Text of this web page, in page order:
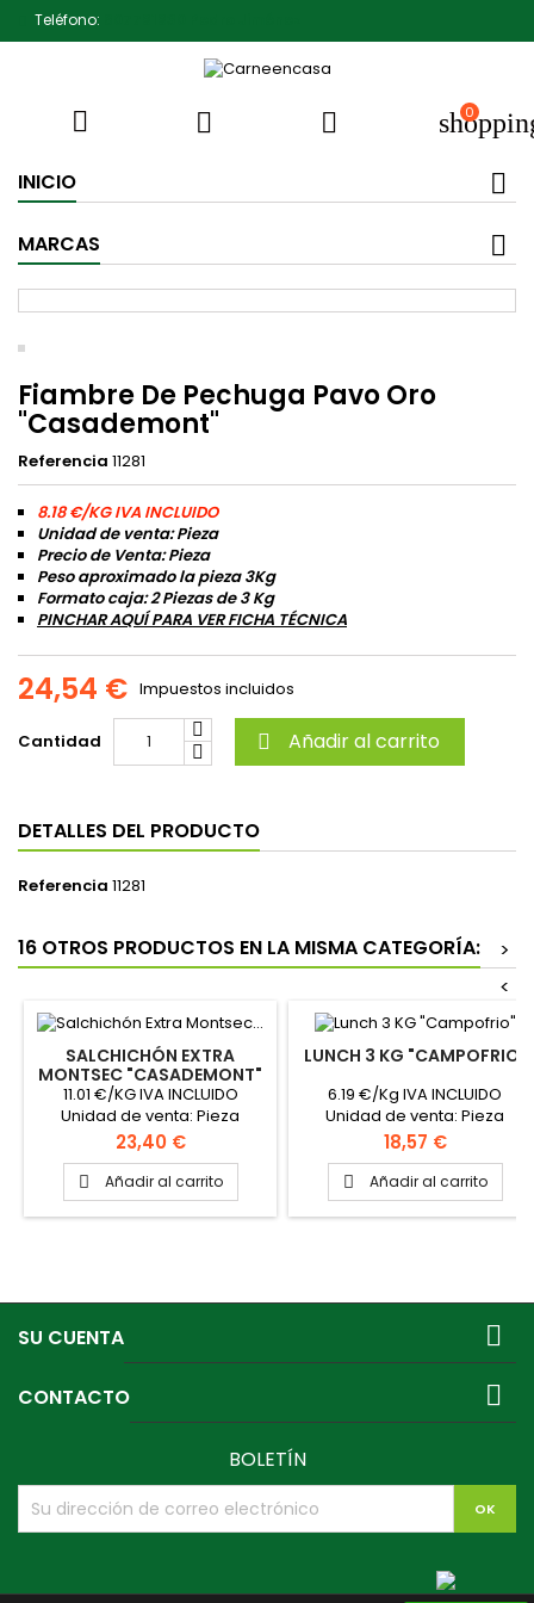
Teléfono:
   0
INICIO
MARCAS
Fiambre De Pechuga Pavo Oro
"Casademont"
Referencia 11281
8.18 €/KG IVA INCLUIDO
Unidad de venta: Pieza
Precio de Venta: Pieza
Peso aproximado la pieza 3Kg
Formato caja: 2 Piezas de 3 Kg
PINCHAR AQUÍ PARA VER FICHA TÉCNICA
24,54 € Impuestos incluidos
Cantidad  Añadir al carrito
DETALLES DEL PRODUCTO
Referencia 11281
16 OTROS PRODUCTOS EN LA MISMA CATEGORÍA:
>
<
SALCHICHÓN EXTRA
MONTSEC "CASADEMONT"
11.01 €/KG IVA INCLUIDO
Unidad de venta: Pieza
Precio de Venta: Pieza Peso
aproximado la pieza 2.125Kg
Formato caja: 2 Piezas
PINCHAR AQUÍ PARA VER
FICHA TÉCNICA
Precio
23,40 €
 Añadir al carrito
LUNCH 3 KG "CAMPOFRIO"
6.19 €/Kg IVA INCLUIDO
Unidad de venta: Pieza
Precio de Venta: Pieza Peso
aproximado la pieza 3Kg
Precio
18,57 €
 Añadir al carrito
SU CUENTA 
CONTACTO 
BOLETÍN